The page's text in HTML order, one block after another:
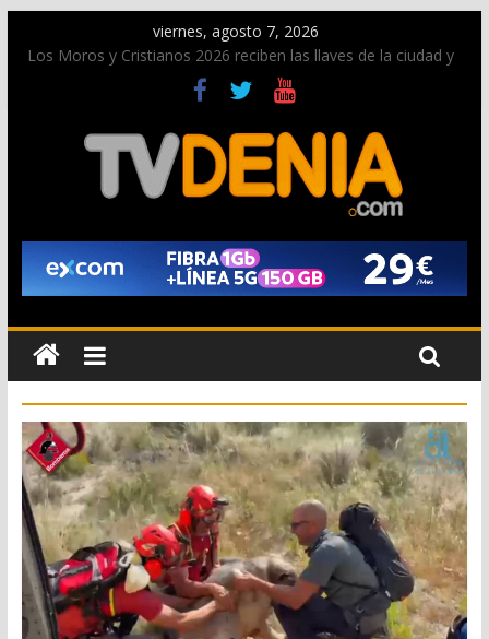
viernes, agosto 7, 2026
Los Moros y Cristianos 2026 reciben las llaves de la ciudad y
dan inicio a las fiestas en Dénia
El bando moro protagonista en la Segunda Entraeta Festera
Paco Adsuar dona al Arxiu de Dénia más de 50.000 imágenes
de la memoria visual de la ciudad
La Entraeta Festera llena de ambiente la calle Marqués de
Campo con la recepción a la Capitanía Cristiana
El XII Festival de Jazz de Dénia reunirá durante agosto a
figuras nacionales e internacionales en los Jardins de
Torrecremada